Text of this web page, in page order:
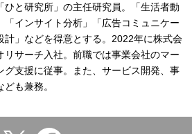
ひと研究所」の主任研究員。「生活者動
「インサイト分析」「広告コミュニケー
計」などを得意とする。2022年に株式会
リサーチ入社。前職では事業会社のマー
グ支援に従事。また、サービス開発、事
も兼務。